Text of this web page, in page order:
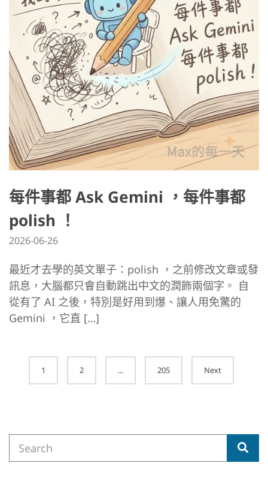
每件事都 Ask Gemini ，每件事都
polish ！
2026-06-26
最近才去學的英文單子：polish ，之前修改文章或發
訊息，大腦都只會自動跳出中文的潤飾兩個字。 自
從有了 AI 之後，特別是好用到爆、讓人用免驚的
Gemini ，它直 […]
Posts
navigation
1 2 ... 205 Next
for: